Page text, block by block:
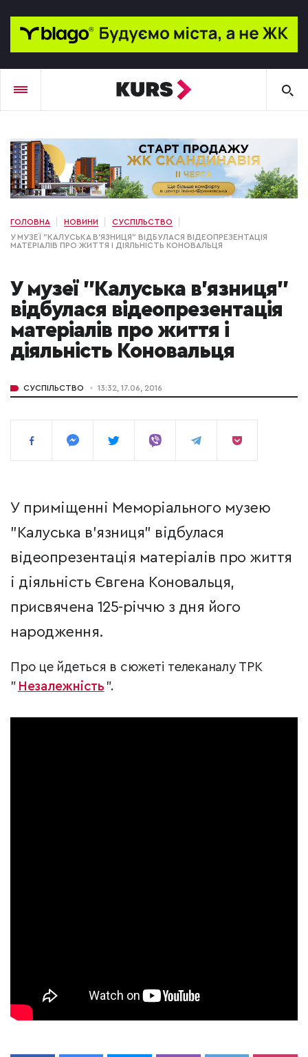
ГОЛОВНА НОВИНИ
СУСПІЛЬСТВО
У МУЗЕЇ "КАЛУСЬКА В’ЯЗНИЦЯ" ВІДБУЛАСЯ ВІДЕОПРЕЗЕНТАЦІЯ
МАТЕРІАЛІВ ПРО ЖИТТЯ І ДІЯЛЬНІСТЬ КОНОВАЛЬЦЯ
У музеї "Калуська в’язниця"
відбулася відеопрезентація
матеріалів про життя і
діяльність Коновальця
СУСПІЛЬСТВО 13:32, 17.06, 2016
У приміщенні Меморіального музею
"Калуська в’язниця" відбулася
відеопрезентація матеріалів про життя
і діяльність Євгена Коновальця,
присвячена 125-річчю з дня його
народження.
Про це йдеться в сюжеті телеканалу ТРК
" Незалежність ".